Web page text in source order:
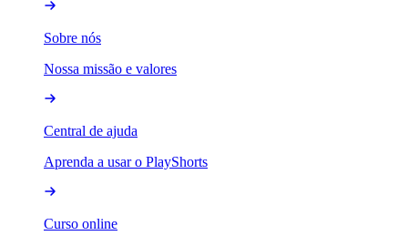
Sobre nós
Nossa missão e valores
Central de ajuda
Aprenda a usar o PlayShorts
Curso online